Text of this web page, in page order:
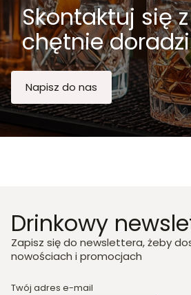
Skontaktuj się
chętnie
Napisz do nas
Drinkowy
Zapisz się do newslettera, żeby
nowościach i promocjach
Twój adres e-mail